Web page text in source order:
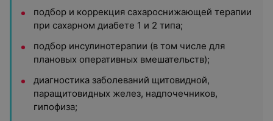
подбор и коррекция сахароснижающей терапии
при сахарном диабете 1 и 2 типа;
подбор инсулинотерапии (в том числе для
плановых оперативных вмешательств);
диагностика заболеваний щитовидной,
паращитовидных желез, надпочечников,
гипофиза;